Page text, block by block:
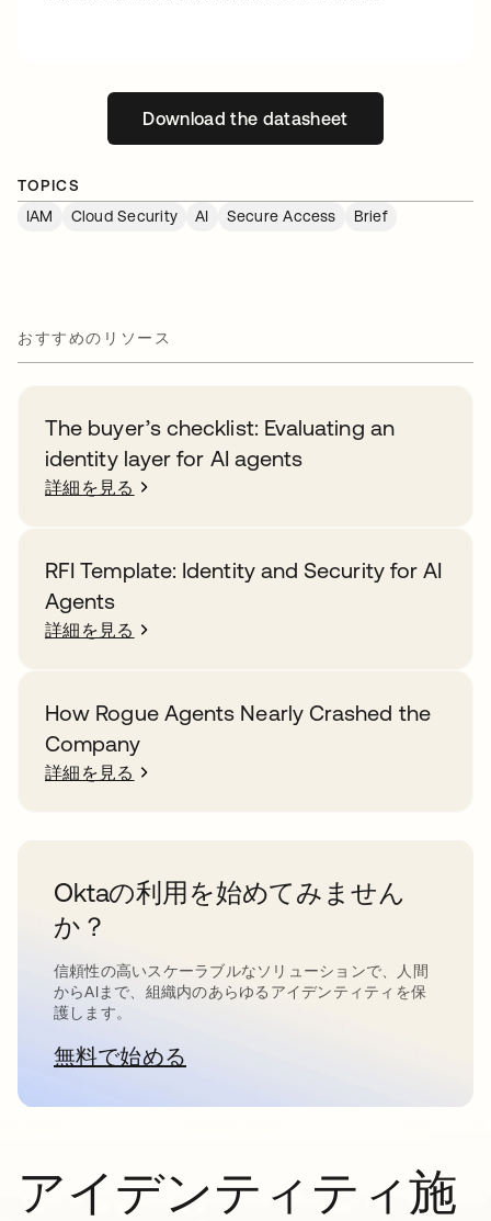
Download the datasheet
新しいタブで開く
TOPICS
IAM
Cloud Security AI Secure Access Brief
おすすめのリソース
The buyer’s checklist: Evaluating an
identity layer for AI agents
詳細を見る
RFI Template: Identity and Security for AI
Agents
詳細を見る
How Rogue Agents Nearly Crashed the
Company
詳細を見る
Oktaの利用を始めてみません
か？
信頼性の高いスケーラブルなソリューションで、人間
からAIまで、組織内のあらゆるアイデンティティを保
護します。
無料で始める新しいタブで開く
アイデンティティ施